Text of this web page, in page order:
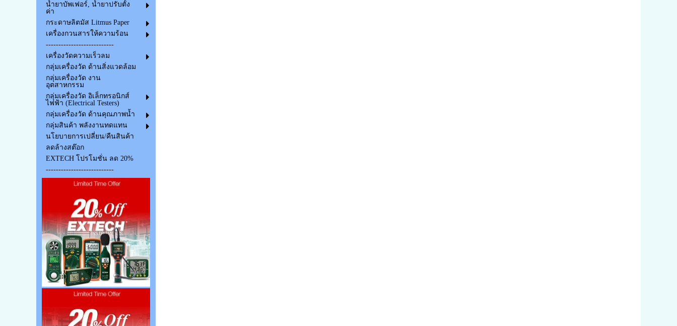
น้ำยาบัพเฟอร์, น้ำยาปรับตั้ง
ค่า
กระดาษลิตมัส Litmus Paper
เครื่องกวนสารให้ความร้อน
---------------------------
เครื่องวัดความเร็วลม
กลุ่มเครื่องวัด ด้านสิ่งแวดล้อม
กลุ่มเครื่องวัด งาน
อุตสาหกรรม
กลุ่มเครื่องวัด อิเล็กทรอนิกส์
ไฟฟ้า (Electrical Testers)
กลุ่มเครื่องวัด ด้านคุณภาพน้ำ
กลุ่มสินค้า พลังงานทดแทน
นโยบายการเปลี่ยน/คืนสินค้า
ลดล้างสต๊อก
EXTECH โปรโมชั่น ลด 20%
---------------------------